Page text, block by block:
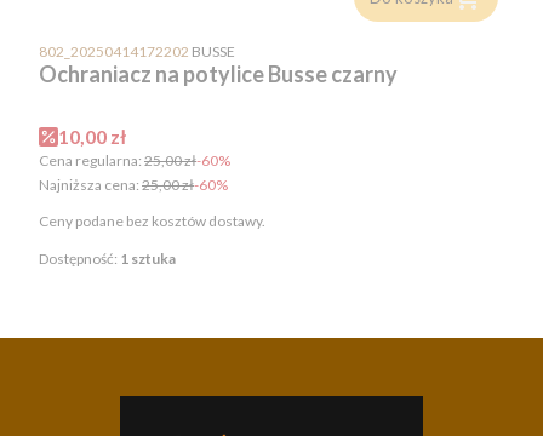
802_20250414172202 PRODUCENT
BUSSE
Ochraniacz na potylice Busse czarny
Cena promocyjna
10,00 zł
Cena regularna: 25,00 zł-60%
Najniższa cena: 25,00 zł-60%
Ceny podane bez kosztów dostawy.
Dostępność: 1 sztuka